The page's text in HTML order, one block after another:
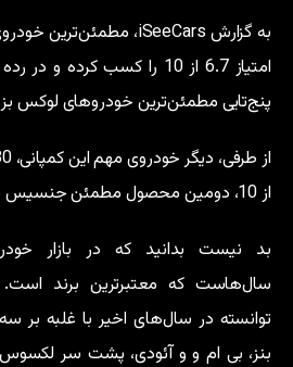
امتیاز 6.7 از 10 را کسب
پنج‌تایی مطمئن‌ترین خودروهای لوکس
از 10، دومین محصول مطمئن جنسیس به شمار می‌رود.
بد نیست بدانید که در بازار
توانسته در سال‌های اخیر با غلبه بر
بنز، بی ام و و آئودی، پشت سر